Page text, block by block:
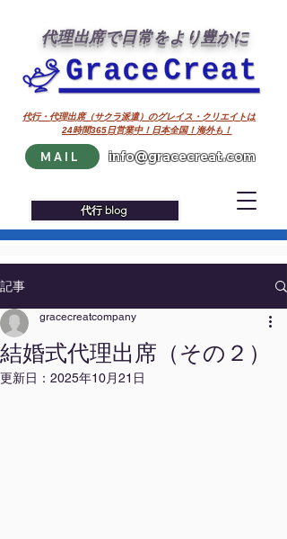
代理出席で日常をより豊かに
代行 blog
24時間365日営業中！日本全国！海外も！
代行・代理出席（サクラ派遣）のグレイス・クリエイトは
MAIL info@gracecreat.com
記事
結婚式代理出席（その２）
gracecreatcompany
更新日： 2025年10月21日